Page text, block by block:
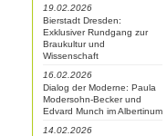
19.02.2026
Bierstadt Dresden:
Exklusiver Rundgang zur
Braukultur und
Wissenschaft
16.02.2026
Dialog der Moderne: Paula
Modersohn-Becker und
Edvard Munch im Albertinum
14.02.2026